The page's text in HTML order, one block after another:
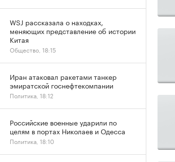
WSJ рассказала о находках,
меняющих представление об истории
Китая
Общество, 18:15
Иран атаковал ракетами танкер
эмиратской госнефтекомпании
Политика, 18:12
Российские военные ударили по
целям в портах Николаев и Одесса
Политика, 18:10